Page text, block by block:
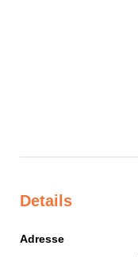
Details
Adresse